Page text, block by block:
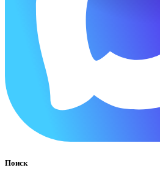
Поиск